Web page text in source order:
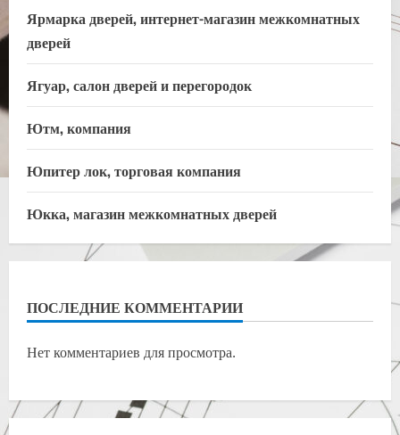
Ярмарка дверей, интернет-магазин межкомнатных
дверей
Ягуар, салон дверей и перегородок
Ютм, компания
Юпитер лок, торговая компания
Юкка, магазин межкомнатных дверей
ПОСЛЕДНИЕ КОММЕНТАРИИ
Нет комментариев для просмотра.